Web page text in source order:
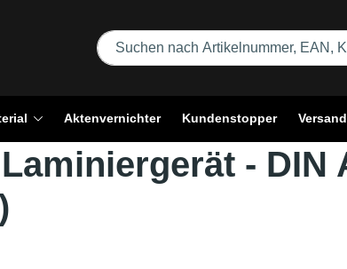
Aktenvernichter Kundenstopper
- DIN